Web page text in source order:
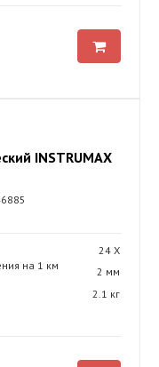
INSTRUMAX
24 Х
на 1 км
2 мм
2.1 кг